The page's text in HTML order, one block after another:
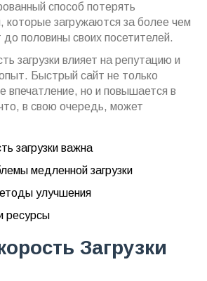
способ потерять
загружаются за более чем
половины своих посетителей.
загрузки влияет на репутацию и
Быстрый сайт не только
впечатление, но и повышается в
в свою очередь, может
загрузки важна
медленной загрузки
улучшения
ресурсы
Загрузки